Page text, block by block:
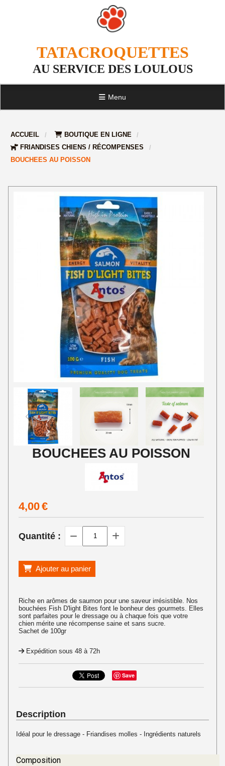
TATACROQUETTES
AU SERVICE DES LOULOUS
Menu
ACCUEIL
BOUTIQUE EN LIGNE
FRIANDISES CHIENS / RÉCOMPENSES
BOUCHEES AU POISSON
BOUCHEES AU POISSON
4,00€
Quantité :
Ajouter au panier
Riche en arômes de saumon pour une saveur irrésistible. Nos
bouchées Fish D'light Bites font le bonheur des gourmets. Elles
sont parfaites pour le dressage ou à chaque fois que votre
chien mérite une récompense saine et sans sucre.
Sachet de 100gr
Expédition sous 48 à 72h
Save
Description
Idéal pour le dressage - Friandises molles - Ingrédients naturels
Composition